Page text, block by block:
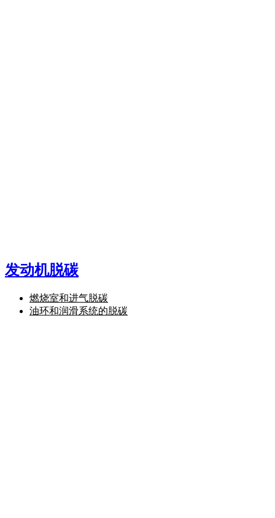
发动机脱碳
燃烧室和进气脱碳
油环和润滑系统的脱碳